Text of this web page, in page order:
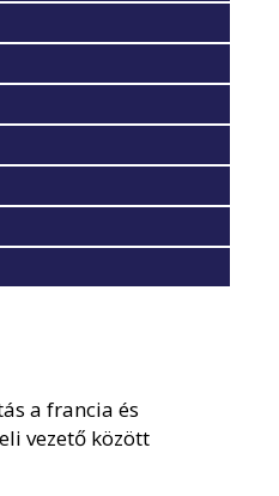
a francia és
vezető között